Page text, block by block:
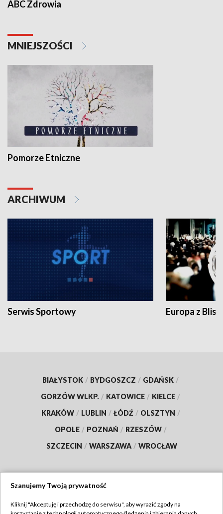
ABC Zdrowia
MNIEJSZOŚCI
Pomorze Etniczne
ARCHIWUM
Serwis Sportowy Europa z
BIAŁYSTOK / BYDGOSZCZ / GDAŃSK /
GORZÓW WLKP. / KATOWICE / KIELCE /
KRAKÓW / LUBLIN / ŁÓDŹ / OLSZTYN /
OPOLE / POZNAŃ / RZESZÓW /
SZCZECIN / WARSZAWA / WROCŁAW
Szanujemy Twoją prywatność
Kliknij "Akceptuję i przechodzę do serwisu", aby wyrazić zgody na